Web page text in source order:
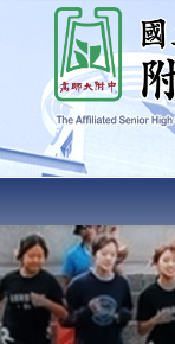
內
容
國立高雄師範
High School
AFFILIATED